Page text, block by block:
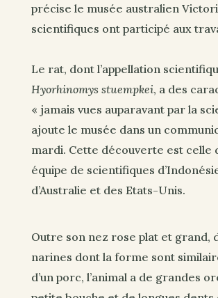
précise le musée australien
scientifiques ont participé aux
Le rat, dont l’appellation
Hyorhinomys stuempkei, a des
« jamais vues auparavant par la
ajoute le musée dans un
mardi. Cette découverte est celle
équipe de scientifiques
d’Australie et des Etats-Unis.
Outre son nez rose plat et grand,
narines dont la forme sont
d’un porc, l’animal a de grandes